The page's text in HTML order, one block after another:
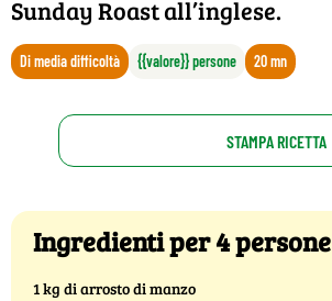
Sunday Roast all’inglese.
Di media difficoltà {{valore}} persone 20 mn
STAMPA RICETTA
Ingredienti per 4 persone
1 kg di arrosto di manzo